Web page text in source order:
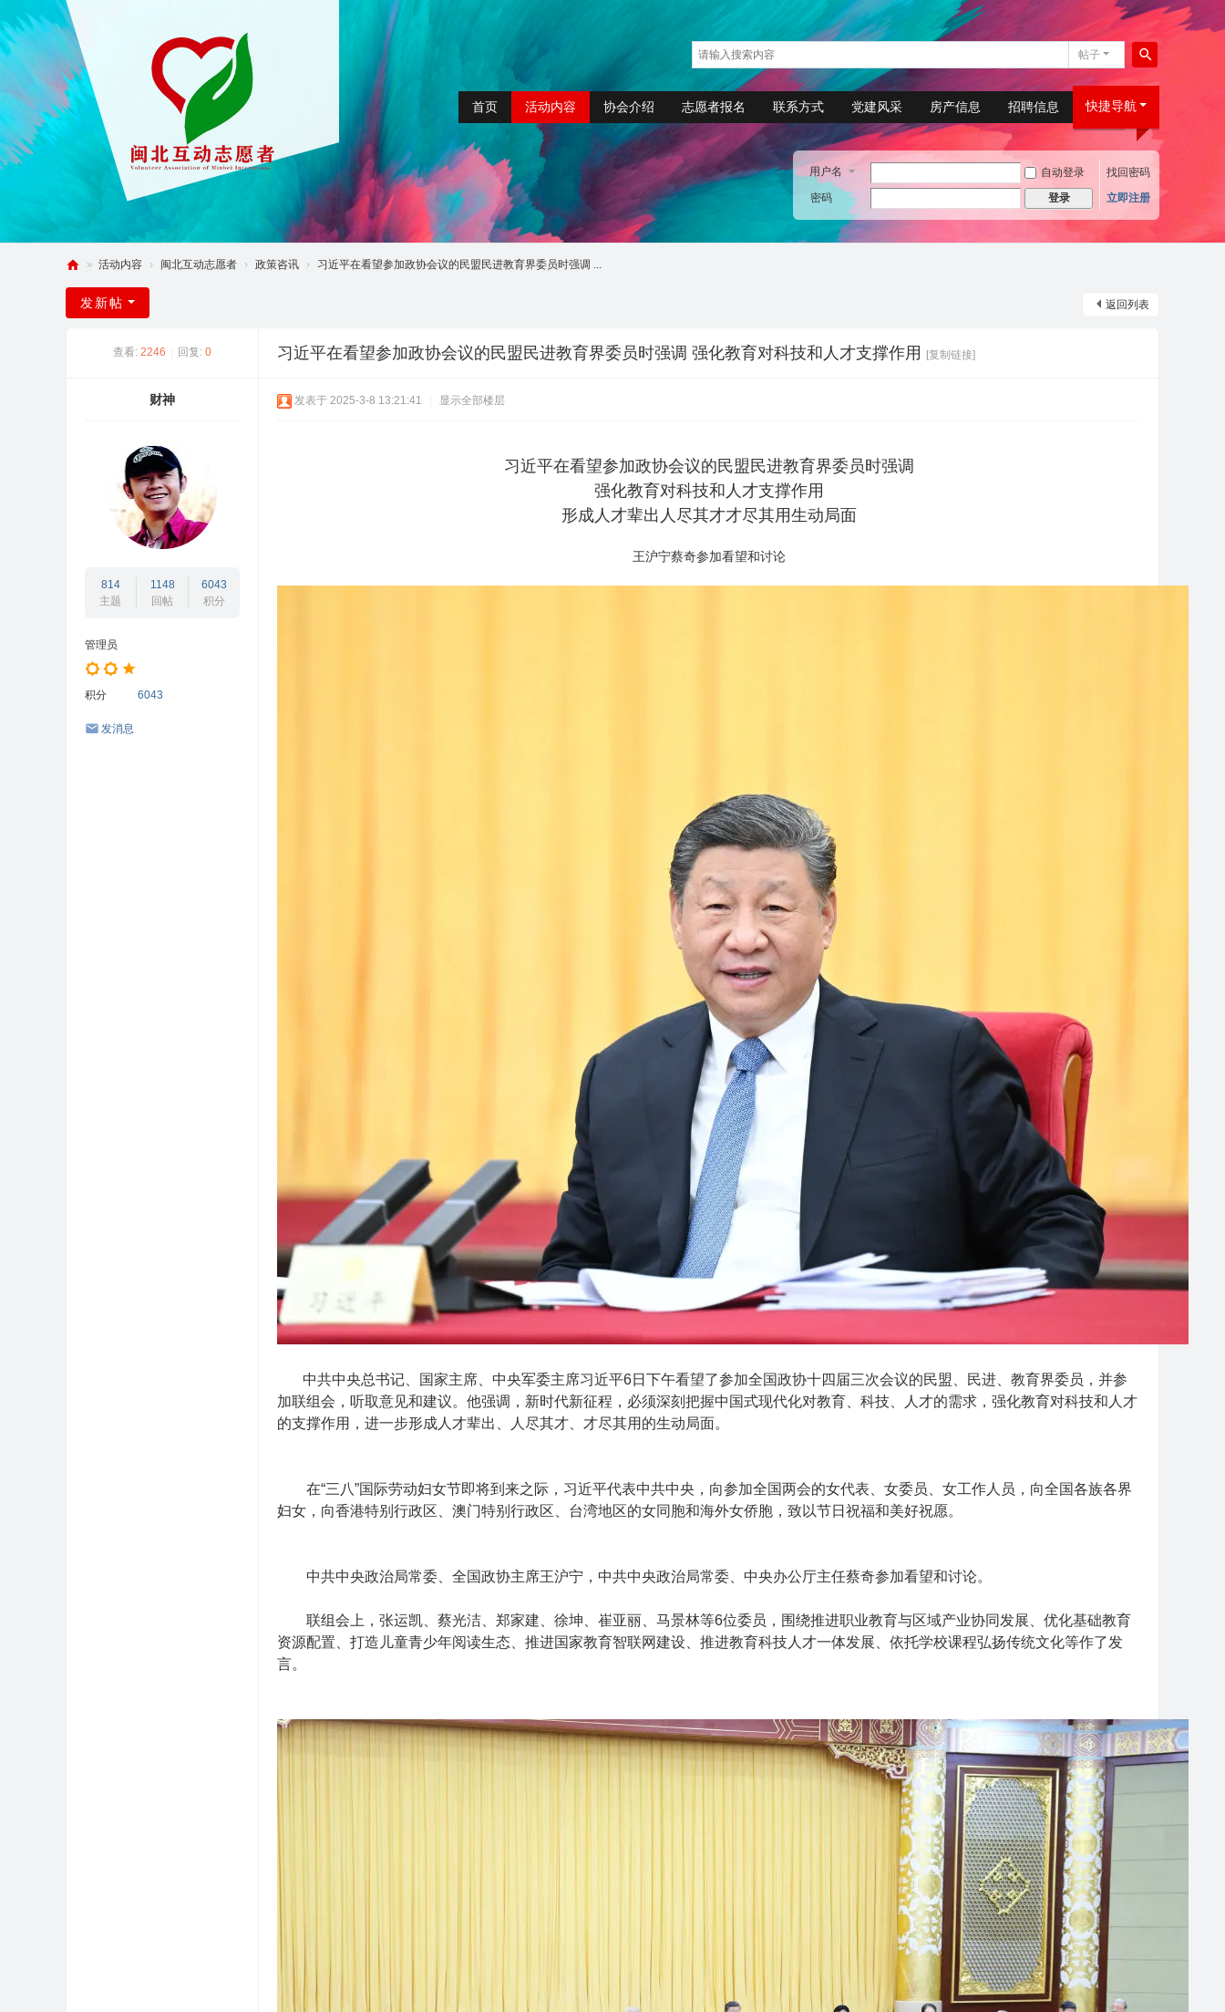
帖子
搜
索
快捷导航
首页 活动内容 协会介绍 志愿者报名 联系方式 党建风采 房产信息 招聘信息
用户名 自动登录
找回密码
密码
登录 立即注册
闽
北
» 活动内容 › 闽北互动志愿者 › 政策咨讯 › 习近平在看望参加政协会议的民盟民进教育界委员时强调 ...
返回列表
发新帖
查看: 2246 回复: 0 习近平在看望参加政协会议的民盟民进教育界委员时强调 强化教育对科技和人才支撑作用 [复制链接]
财神
814
主题
1148
回帖
6043
积分
管理员
积分 6043
发消息
发表于 2025-3-8 13:21:41 显示全部楼层
习近平在看望参加政协会议的民盟民进教育界委员时强调
强化教育对科技和人才支撑作用
形成人才辈出人尽其才才尽其用生动局面
王沪宁蔡奇参加看望和讨论
中共中央总书记、国家主席、中央军委主席习近平6日下午看望了参加全国政协十四届三次会议的民盟、民进、教育界委员，并参
加联组会，听取意见和建议。他强调，新时代新征程，必须深刻把握中国式现代化对教育、科技、人才的需求，强化教育对科技和人才
的支撑作用，进一步形成人才辈出、人尽其才、才尽其用的生动局面。
在“三八”国际劳动妇女节即将到来之际，习近平代表中共中央，向参加全国两会的女代表、女委员、女工作人员，向全国各族各界
妇女，向香港特别行政区、澳门特别行政区、台湾地区的女同胞和海外女侨胞，致以节日祝福和美好祝愿。
中共中央政治局常委、全国政协主席王沪宁，中共中央政治局常委、中央办公厅主任蔡奇参加看望和讨论。
联组会上，张运凯、蔡光洁、郑家建、徐坤、崔亚丽、马景林等6位委员，围绕推进职业教育与区域产业协同发展、优化基础教育
资源配置、打造儿童青少年阅读生态、推进国家教育智联网建设、推进教育科技人才一体发展、依托学校课程弘扬传统文化等作了发
言。